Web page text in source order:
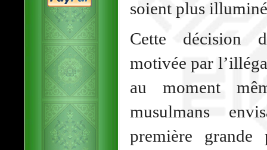
soient plus
Cette décision
motivée par
au moment
musulmans
première grande